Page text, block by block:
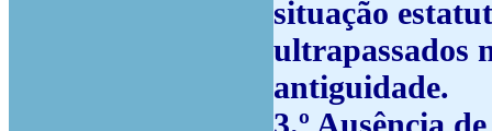
situação
ultrapassados
antiguidade.